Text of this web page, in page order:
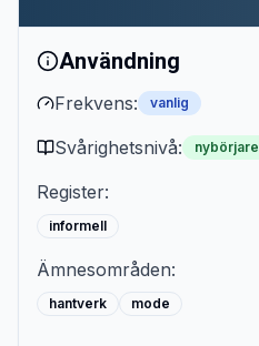
Användning
Frekvens: vanlig
Svårighetsnivå: nybörjare
Register:
informell
Ämnesområden:
hantverk mode